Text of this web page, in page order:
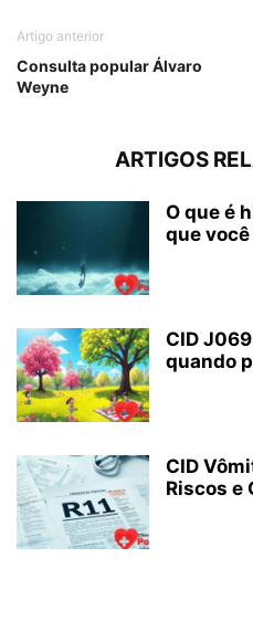
Artigo anterior
Consulta popular Álvaro
Weyne
ARTIGOS
O que é
que
CID
quando
CID
Riscos e